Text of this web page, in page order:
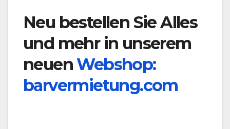
Neu bestellen Sie Alles
und mehr in unserem
neuenWebshop:
barvermietung.com